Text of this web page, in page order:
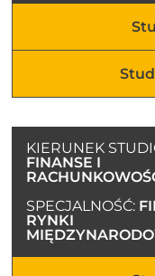
KIERUNEK
FINANSE I
SPECJALNOŚĆ:
RYNKI